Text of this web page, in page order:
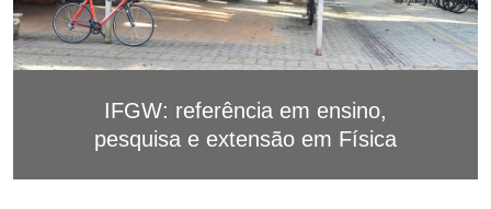
IFGW: referência em ensino,
pesquisa e extensão em Física